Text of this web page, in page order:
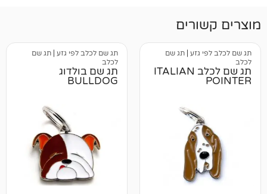
|תג שם
תג שם לכלב ITALIAN
תג שם לכלב לפי גזע |תג שם
תג שם בולדוג